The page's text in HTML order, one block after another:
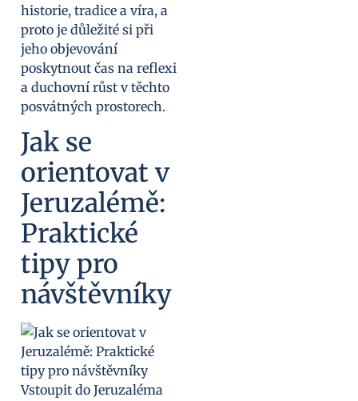
historie, tradice a víra, a
proto je důležité si při
jeho objevování
poskytnout čas na reflexi
a duchovní růst v těchto
posvátných prostorech.
Jak se
orientovat v
Jeruzalémě:
Praktické
tipy pro
návštěvníky
Vstoupit do Jeruzaléma